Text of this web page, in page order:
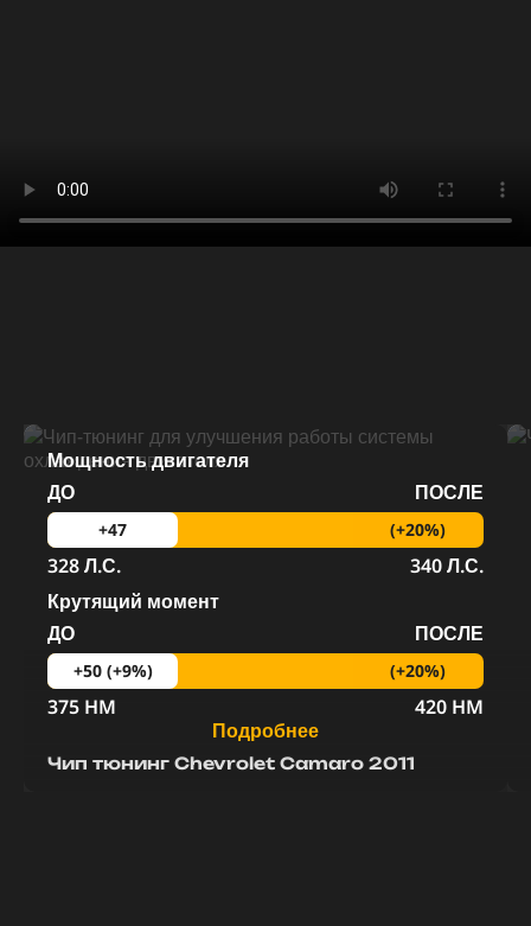
Чип тюнинг Chevrolet Camaro 2011
Мощность двигателя
ДО
ПОСЛЕ
+47 (+20%)
328 Л.С.
340 Л.С.
Крутящий момент
ДО
ПОСЛЕ
+50 (+9%) (+20%)
375 HM
420 HM
Подробнее